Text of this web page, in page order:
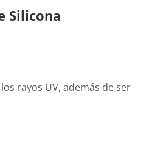
Silicona
rayos UV, además de ser